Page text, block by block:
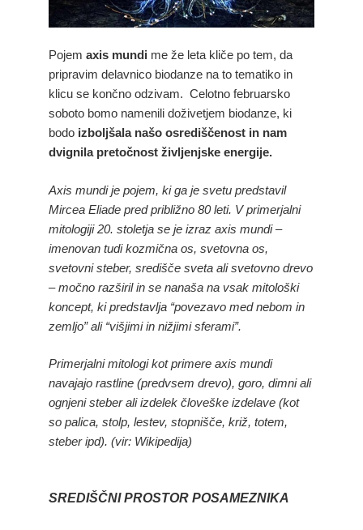
Pojem axis mundi me že leta kliče po tem, da
pripravim delavnico biodanze na to tematiko in
klicu se končno odzivam. Celotno februarsko
soboto bomo namenili doživetjem biodanze, ki
bodo izboljšala našo osrediščenost in nam
dvignila pretočnost življenjske energije.
Axis mundi je pojem, ki ga je svetu predstavil
Mircea Eliade pred približno 80 leti. V primerjalni
mitologiji 20. stoletja se je izraz axis mundi –
imenovan tudi kozmična os, svetovna os,
svetovni steber, središče sveta ali svetovno drevo
– močno razširil in se nanaša na vsak mitološki
koncept, ki predstavlja “povezavo med nebom in
zemljo” ali “višjimi in nižjimi sferami”.
Primerjalni mitologi kot primere axis mundi
navajajo rastline (predvsem drevo), goro, dimni ali
ognjeni steber ali izdelek človeške izdelave (kot
so palica, stolp, lestev, stopnišče, križ, totem,
steber ipd). (vir: Wikipedija)
SREDIŠČNI PROSTOR POSAMEZNIKA